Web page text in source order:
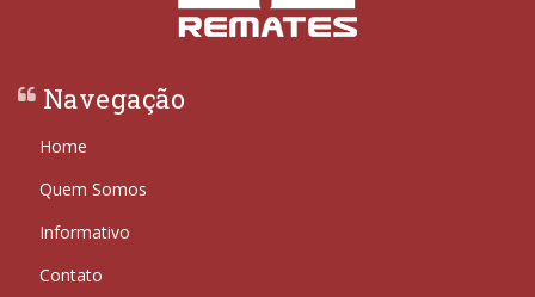
Navegação
Home
Quem Somos
Informativo
Contato